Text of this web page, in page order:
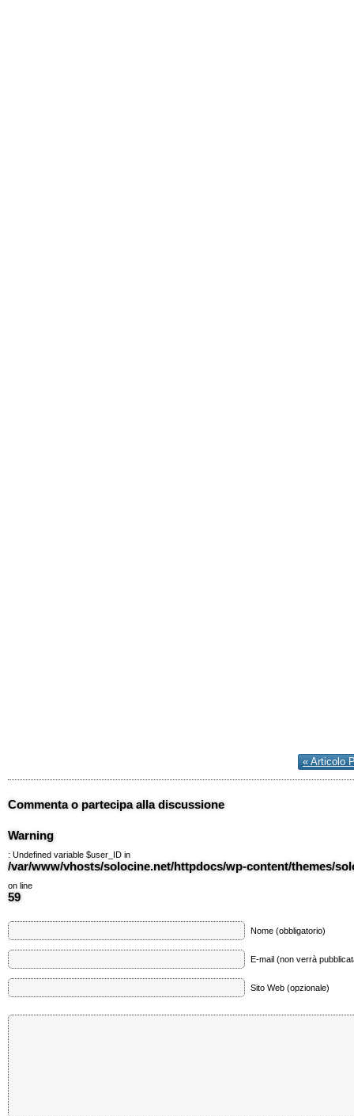
« Articolo
Commenta o partecipa alla discussione
Warning
: Undefined variable $user_ID in
/var/www/vhosts/solocine.net/httpdocs/wp-content/themes/
on line
59
Nome (obbligatorio)
E-mail (non verrà
Sito Web (opzionale)